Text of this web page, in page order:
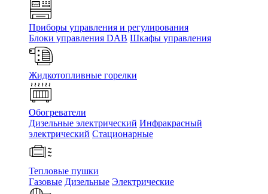
Приборы управления и регулирования
Блоки управления DAB Шкафы управления
Жидкотопливные горелки
Обогреватели
Дизельные электрический Инфракрасный
электрический Стационарные
Тепловые пушки
Газовые Дизельные Электрические